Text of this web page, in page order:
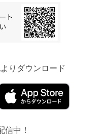
りダウンロード
中！